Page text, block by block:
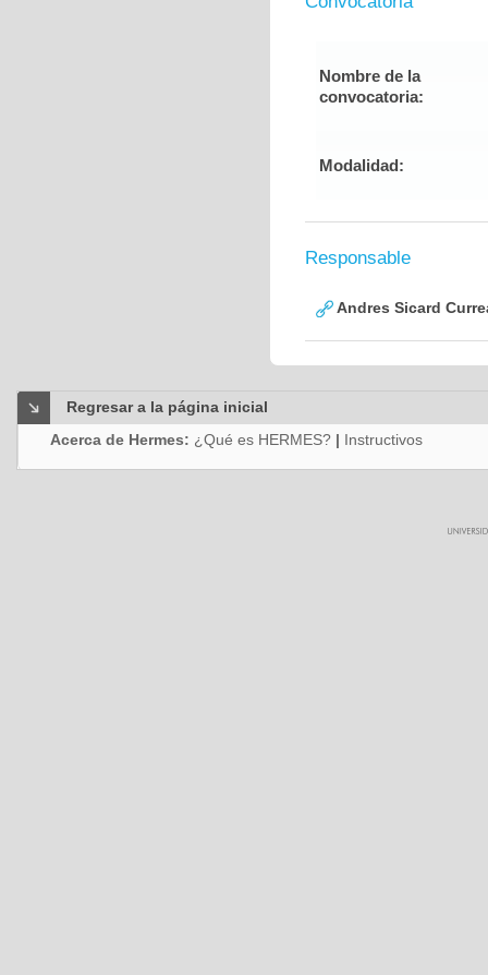
Nombre de la
convocatoria:
Modalidad:
Responsable
Andres Sicard
Regresar a la página inicial
Acerca de Hermes: ¿Qué es HERMES? | Instructivos